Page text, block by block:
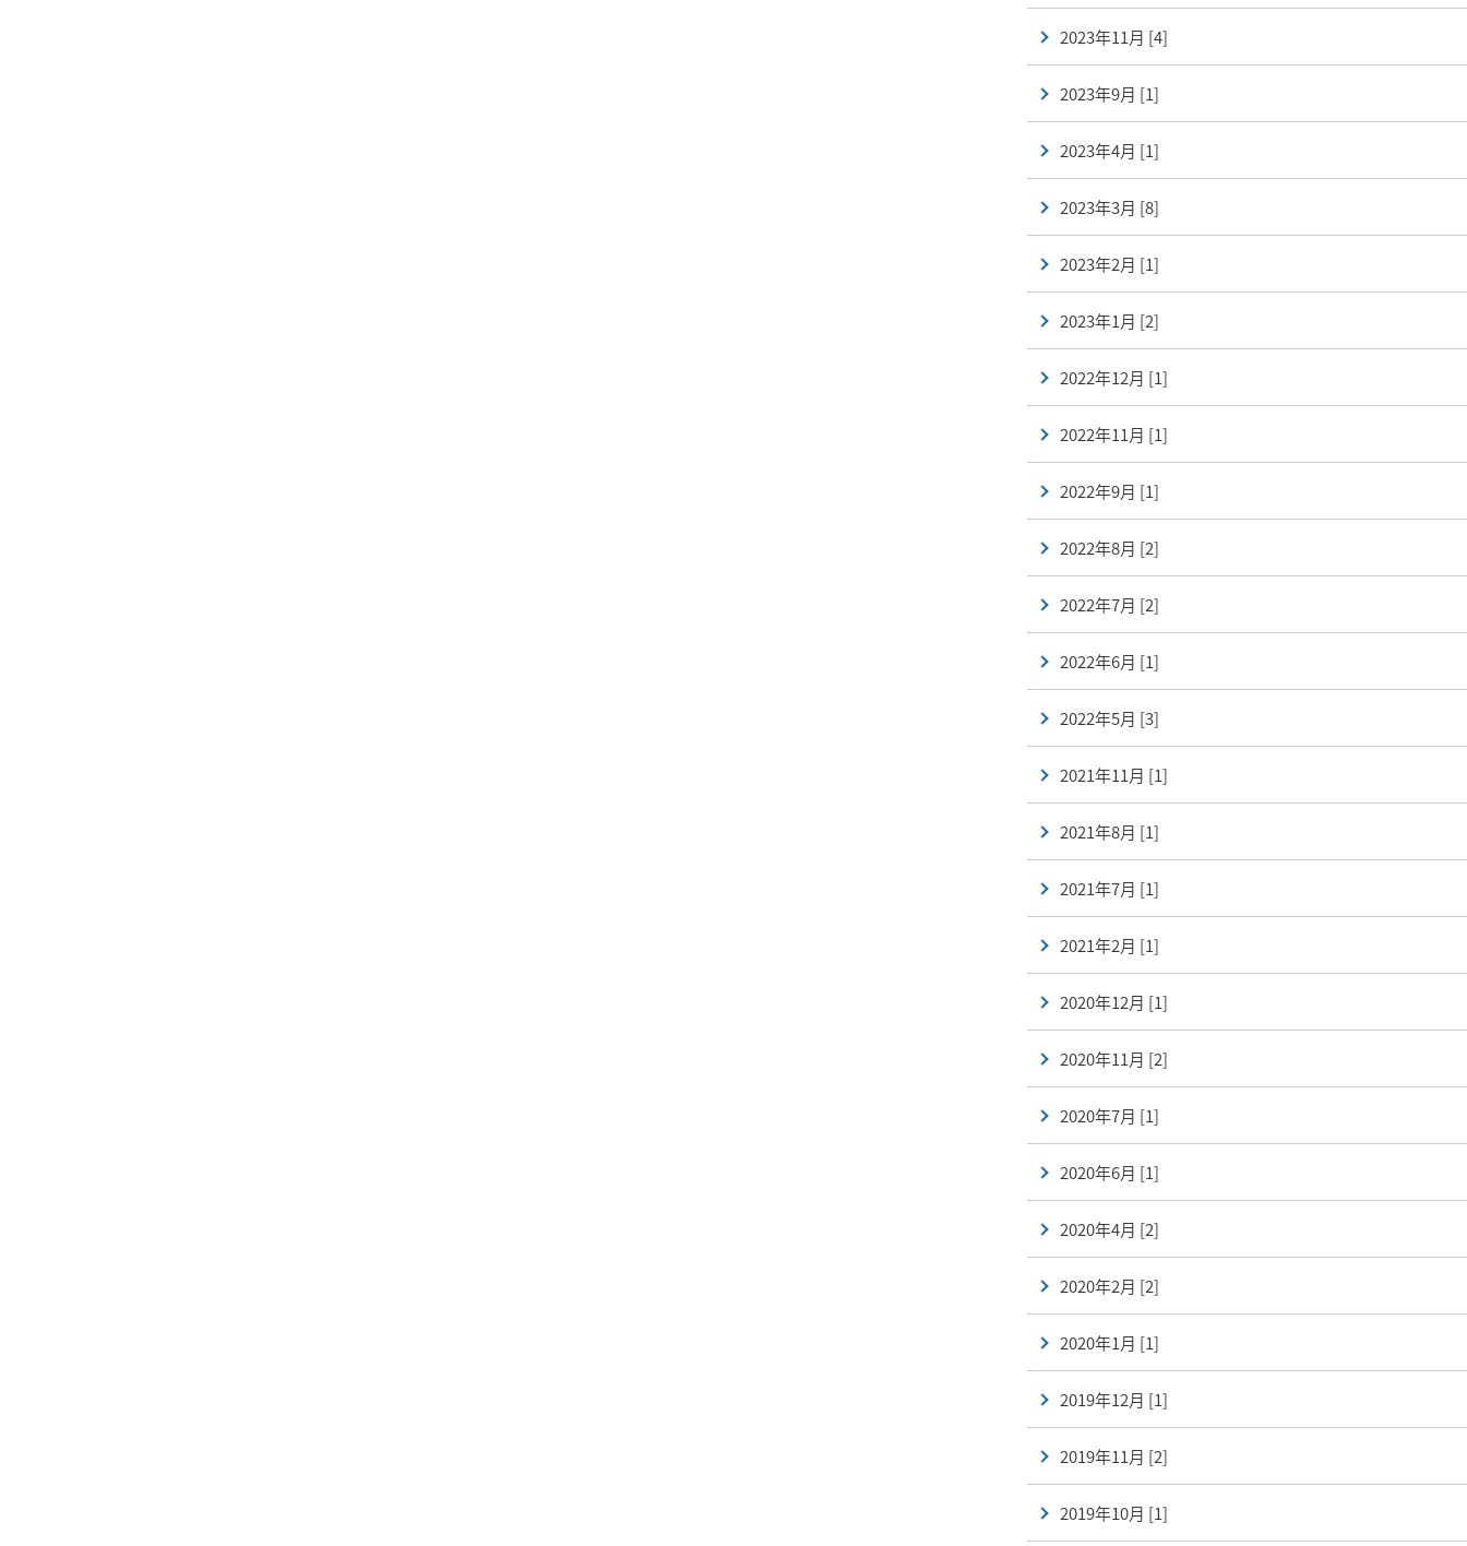
2023年11月 [4]
2023年9月 [1]
2023年4月 [1]
2023年3月 [8]
2023年2月 [1]
2023年1月 [2]
2022年12月 [1]
2022年11月 [1]
2022年9月 [1]
2022年8月 [2]
2022年7月 [2]
2022年6月 [1]
2022年5月 [3]
2021年11月 [1]
2021年8月 [1]
2021年7月 [1]
2021年2月 [1]
2020年12月 [1]
2020年11月 [2]
2020年7月 [1]
2020年6月 [1]
2020年4月 [2]
2020年2月 [2]
2020年1月 [1]
2019年12月 [1]
2019年11月 [2]
2019年10月 [1]